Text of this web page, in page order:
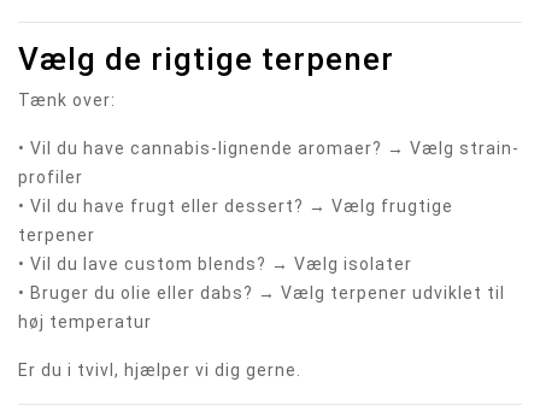
Vælg de rigtige terpener
Tænk over:
• Vil du have cannabis-lignende aromaer? → Vælg strain-
profiler
• Vil du have frugt eller dessert? → Vælg frugtige
terpener
• Vil du lave custom blends? → Vælg isolater
• Bruger du olie eller dabs? → Vælg terpener udviklet til
høj temperatur
Er du i tvivl, hjælper vi dig gerne.